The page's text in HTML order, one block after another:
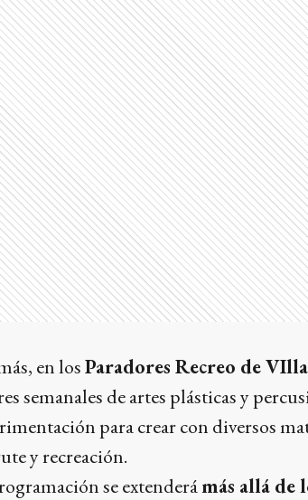
en losParadores Recreo de
semanales de artes plásticas y
para crear con diversos
y recreación.
se extenderámás allá de